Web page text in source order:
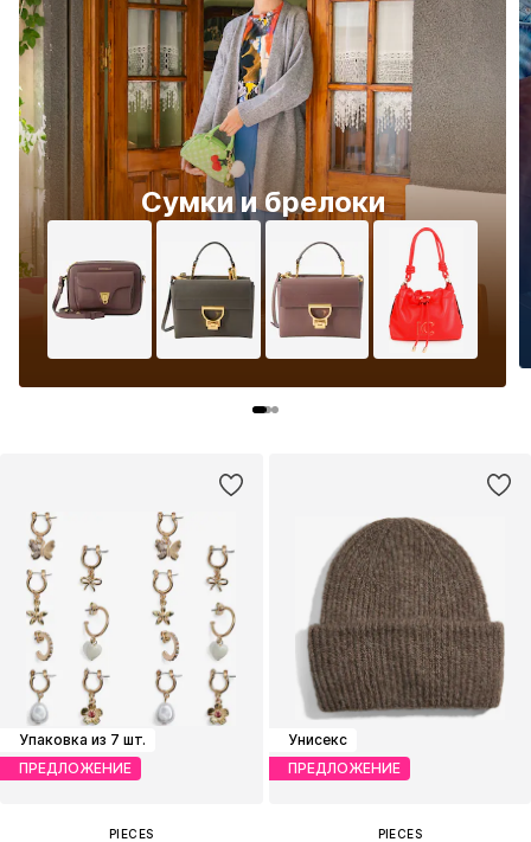
Сумки и брелоки
Упаковка из 7 шт.
ПРЕДЛОЖЕНИЕ
PIECES
Унисекс
ПРЕДЛОЖЕНИЕ
PIECES